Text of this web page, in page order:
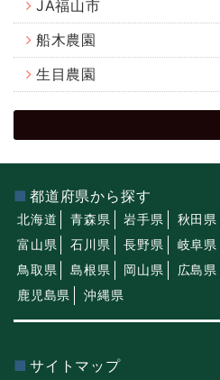
JA福山市
船木農園
生目農園
都道府県から探す
北海道 青森県 岩手県 秋田県
富山県
石川県 長野県 岐阜県
鳥取県
島根県 岡山県 広島県
鹿児島県
沖縄県
サイトマップ